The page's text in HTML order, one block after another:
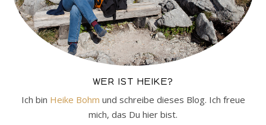
WER IST HEIKE?
Ich bin Heike Bohm und schreibe dieses Blog. Ich freue
mich, das Du hier bist.